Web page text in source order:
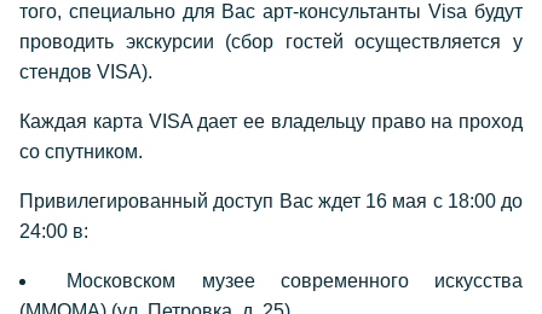
того, специально для Вас арт-консультанты Visa будут
проводить экскурсии (сбор гостей осуществляется у
стендов VISA).
Каждая карта VISA дает ее владельцу право на проход
со спутником.
Привилегированный доступ Вас ждет 16 мая с 18:00 до
24:00 в:
Московском музее современного искусства